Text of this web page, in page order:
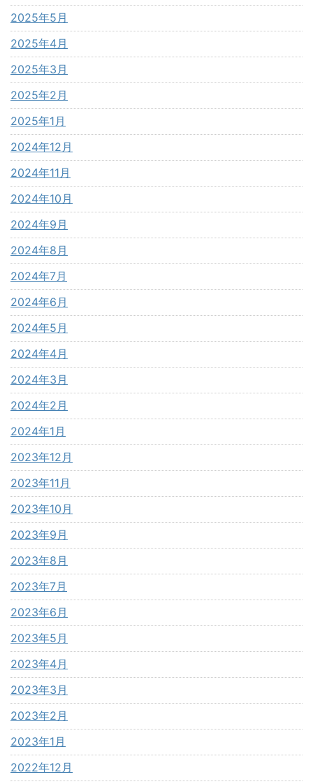
2025年5月
2025年4月
2025年3月
2025年2月
2025年1月
2024年12月
2024年11月
2024年10月
2024年9月
2024年8月
2024年7月
2024年6月
2024年5月
2024年4月
2024年3月
2024年2月
2024年1月
2023年12月
2023年11月
2023年10月
2023年9月
2023年8月
2023年7月
2023年6月
2023年5月
2023年4月
2023年3月
2023年2月
2023年1月
2022年12月